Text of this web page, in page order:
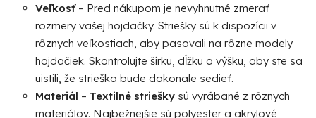
u
Veľkosť– Pred nákupom je nevyhnutné zmerať
rozmery vašej hojdačky. Striešky sú k dispozícii v
rôznych veľkostiach, aby pasovali na rôzne modely
hojdačiek. Skontrolujte šírku, dĺžku a výšku, aby ste sa
uistili, že strieška bude dokonale sedieť.
Materiál – Textilné striešky sú vyrábané z rôznych
materiálov. Najbežnejšie sú polyester a akrylové